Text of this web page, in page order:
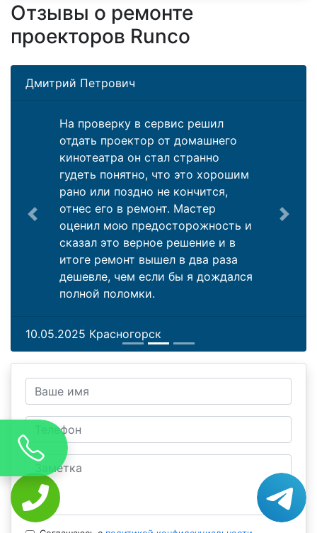
Отзывы о ремонте
проекторов Runco
Дмитрий Петрович
На проверку в сервис решил
отдать проектор от домашнего
кинотеатра он стал странно
гудеть понятно, что это хорошим
рано или поздно не кончится,
отнес его в ремонт. Мастер
оценил мою предосторожность и
сказал это верное решение и в
итоге ремонт вышел в два раза
дешевле, чем если бы я дождался
полной поломки.
10.05.2025 Красногорск
Previous Next